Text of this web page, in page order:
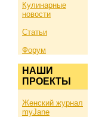
Кулинарные
новости
Статьи
Форум
НАШИ
ПРОЕКТЫ
Женский журнал
myJane